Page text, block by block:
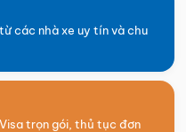
các nhà xe uy tín và chu
trọn gói, thủ tục đơn